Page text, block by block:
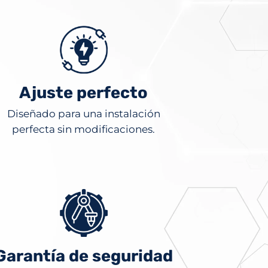
Ajuste perfecto
Diseñado para una instalación
perfecta sin modificaciones.
de seguridad